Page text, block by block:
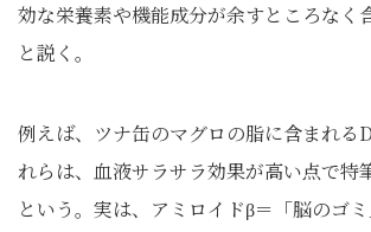
効な栄養素や機能成分が余すところなく
と説く。
例えば、ツナ缶のマグロの脂に含まれる
れらは、血液サラサラ効果が高い点で特
という。実は、アミロイドβ＝「脳のゴ